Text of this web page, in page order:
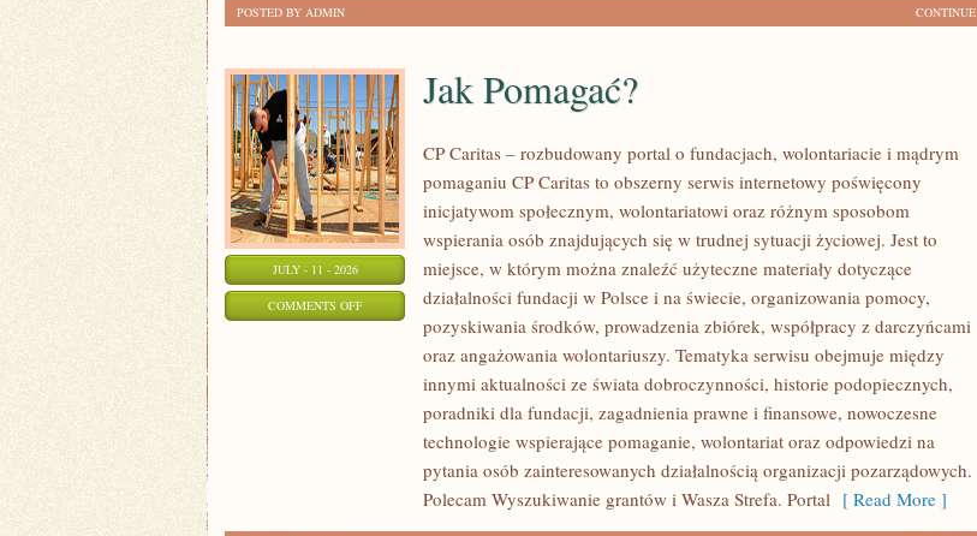
CONTINUE
POSTED BY ADMIN
JULY - 11 - 2026
COMMENTS OFFON
POMAGAĆ?
Jak Pomagać?
CP Caritas – rozbudowany portal o fundacjach, wolontariacie i mądrym
pomaganiu CP Caritas to obszerny serwis internetowy poświęcony
inicjatywom społecznym, wolontariatowi oraz różnym sposobom
wspierania osób znajdujących się w trudnej sytuacji życiowej. Jest to
miejsce, w którym można znaleźć użyteczne materiały dotyczące
działalności fundacji w Polsce i na świecie, organizowania pomocy,
pozyskiwania środków, prowadzenia zbiórek, współpracy z darczyńcami
oraz angażowania wolontariuszy. Tematyka serwisu obejmuje między
innymi aktualności ze świata dobroczynności, historie podopiecznych,
poradniki dla fundacji, zagadnienia prawne i finansowe, nowoczesne
technologie wspierające pomaganie, wolontariat oraz odpowiedzi na
pytania osób zainteresowanych działalnością organizacji pozarządowych.
Polecam Wyszukiwanie grantów i Wasza Strefa. Portal [ Read More ]